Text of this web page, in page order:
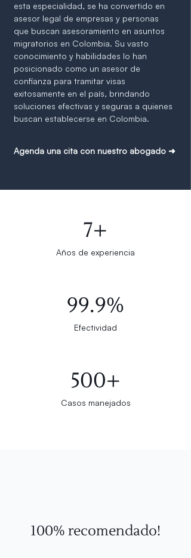
esta especialidad, se ha convertido en
asesor legal de empresas y personas
que buscan asesoramiento en asuntos
migratorios en Colombia. Su vasto
conocimiento y habilidades lo han
posicionado como un asesor de
confianza para tramitar visas
exitosamente en el país, brindando
soluciones efectivas y seguras a quienes
buscan establecerse en Colombia.
Agenda una cita con nuestro abogado ➜
7+
Años de experiencia
99.9%
Efectividad
500+
Casos manejados
100% recomendado!